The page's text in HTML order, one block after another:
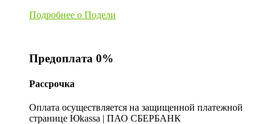
Подробнее о Подели
Предоплата 0%
Рассрочка
Оплата осуществляется на защищенной платежной
странице Юkassa | ПАО СБЕРБАНК